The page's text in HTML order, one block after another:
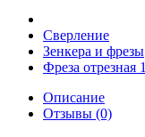
Сверление
Зенкера и фрезы
Фреза отрезная
Описание
Отзывы (0)